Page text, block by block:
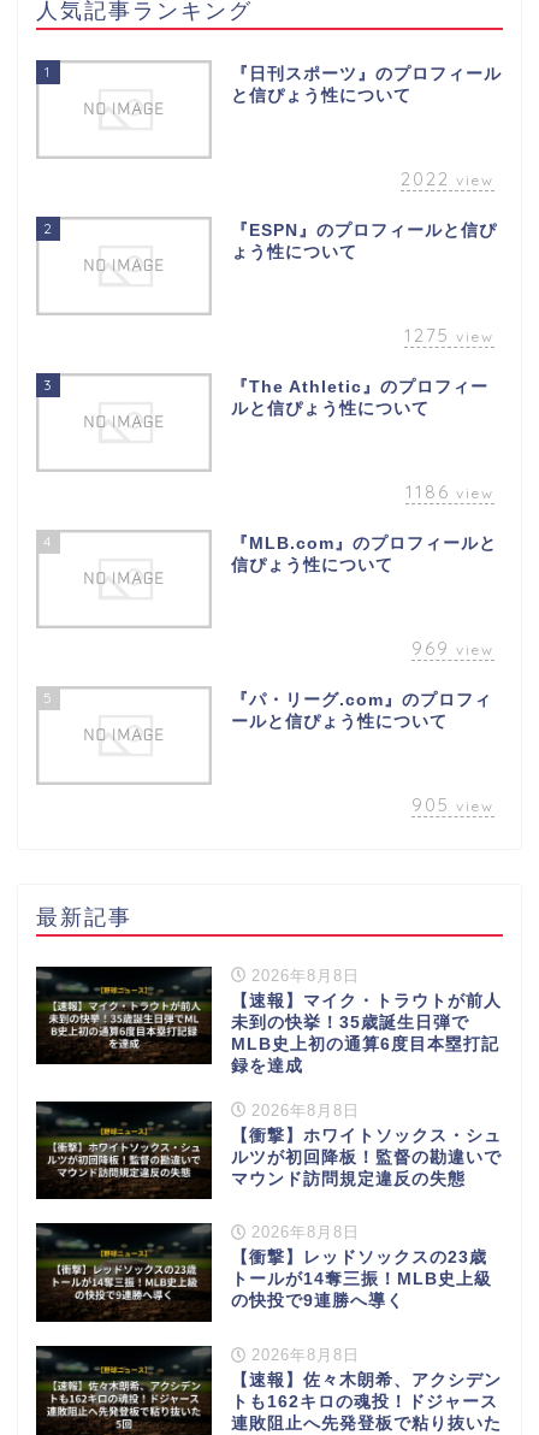
人気記事ランキング
1
『日刊スポーツ』のプロフィール
と信ぴょう性について
2022 view
2
『ESPN』のプロフィールと信ぴ
ょう性について
1275 view
3
『The Athletic』のプロフィー
ルと信ぴょう性について
1186 view
4
『MLB.com』のプロフィールと
信ぴょう性について
969 view
5
『パ・リーグ.com』のプロフィ
ールと信ぴょう性について
905 view
最新記事
2026年8月8日
【速報】マイク・トラウトが前人
未到の快挙！35歳誕生日弾で
MLB史上初の通算6度目本塁打記
録を達成
2026年8月8日
【衝撃】ホワイトソックス・シュ
ルツが初回降板！監督の勘違いで
マウンド訪問規定違反の失態
2026年8月8日
【衝撃】レッドソックスの23歳
トールが14奪三振！MLB史上級
の快投で9連勝へ導く
2026年8月8日
【速報】佐々木朗希、アクシデン
トも162キロの魂投！ドジャース
連敗阻止へ先発登板で粘り抜いた